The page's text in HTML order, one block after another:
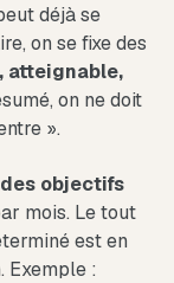
déjà se
on se fixe des
atteignable,
on ne doit
».
objectifs
mois. Le tout
est en
Exemple :